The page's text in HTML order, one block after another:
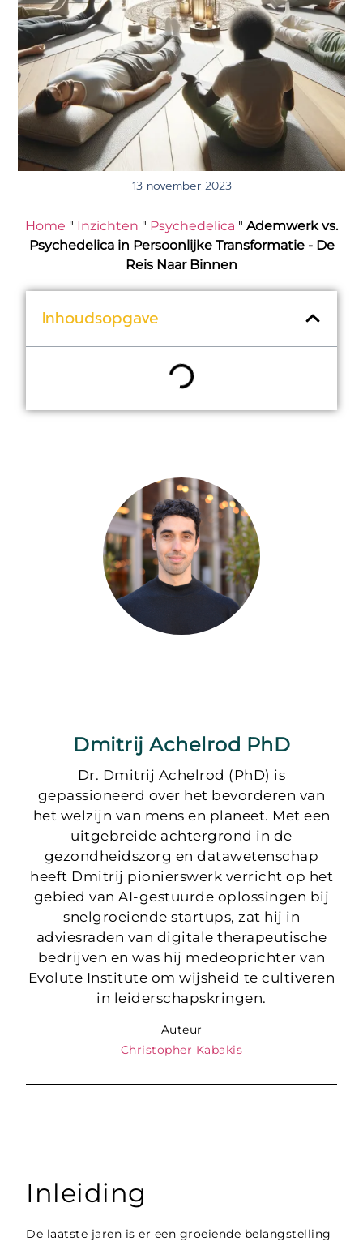
13 november 2023
Home " Inzichten " Psychedelica " Ademwerk vs.
Psychedelica in Persoonlijke Transformatie - De
Reis Naar Binnen
Inhoudsopgave
Dmitrij Achelrod PhD
Dr. Dmitrij Achelrod (PhD) is
gepassioneerd over het bevorderen van
het welzijn van mens en planeet. Met een
uitgebreide achtergrond in de
gezondheidszorg en datawetenschap
heeft Dmitrij pionierswerk verricht op het
gebied van AI-gestuurde oplossingen bij
snelgroeiende startups, zat hij in
adviesraden van digitale therapeutische
bedrijven en was hij medeoprichter van
Evolute Institute om wijsheid te cultiveren
in leiderschapskringen.
Auteur
Christopher Kabakis
Inleiding
De laatste jaren is er een groeiende belangstelling